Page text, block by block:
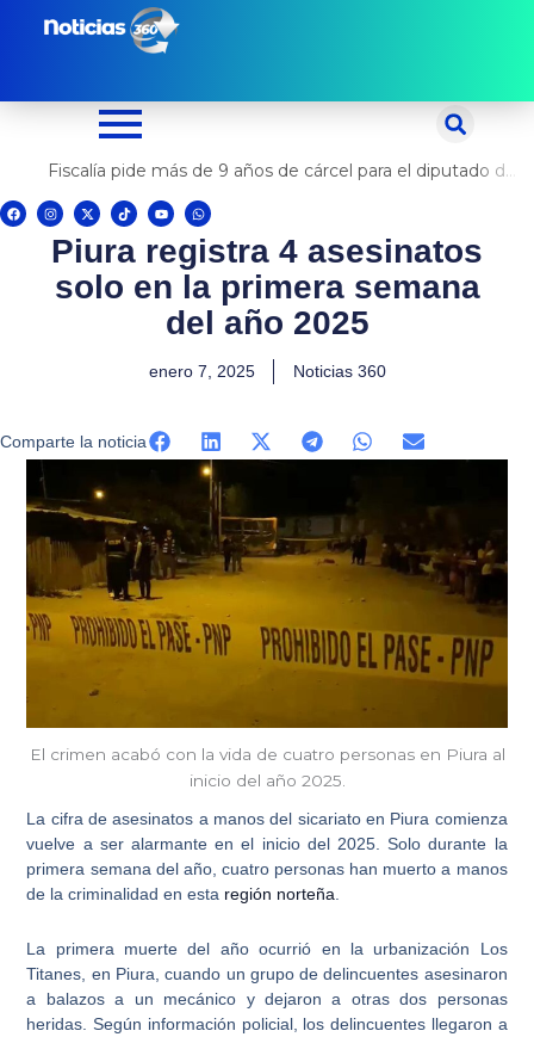
Fiscalía pide más de 9 años de cárcel para el diputado de oposición Harvey Colchado
F
a
c
I
n
s
t
X
-
t
w
i
t
e
T
i
k
t
o
Y
o
u
t
u
e
W
h
a
t
p
p
Piura registra 4 asesinatos
solo en la primera semana
del año 2025
enero 7, 2025 Noticias 360
Comparte la noticia
El crimen acabó con la vida de cuatro personas en Piura al
inicio del año 2025.
La cifra deasesinatos a manos del sicariato en Piura comienza
vuelve a ser alarmante en el inicio del 2025. Solo durante la
primera semana del año, cuatro personas han muerto a manos
de la criminalidad en esta región norteña.
La primera muerte del año ocurrió en la urbanización Los
Titanes, en Piura, cuando un grupo de delincuentes asesinaron
a balazos a un mecánico y dejaron a otras dos personas
heridas . Según información policial, los delincuentes llegaron a